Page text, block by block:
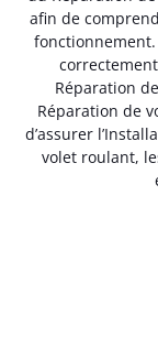
afin de
Réparation
Réparation de
d’assurer
volet roulant,